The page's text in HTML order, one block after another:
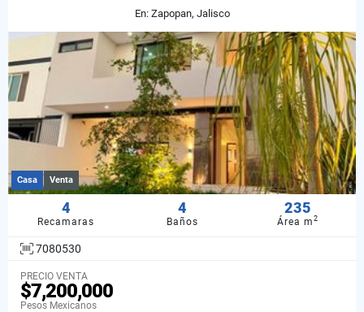
En: Zapopan, Jalisco
Casa Venta
4
Recamaras
4
Baños
235
Área m2
7080530
PRECIO VENTA
$7,200,000
Pesos Mexicanos